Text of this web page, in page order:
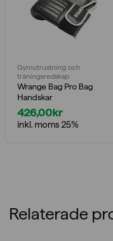
Gymutrustning och
träningsredskap
Wrange Bag Pro Bag
Handskar
426,00kr
inkl. moms 25%
Relaterade